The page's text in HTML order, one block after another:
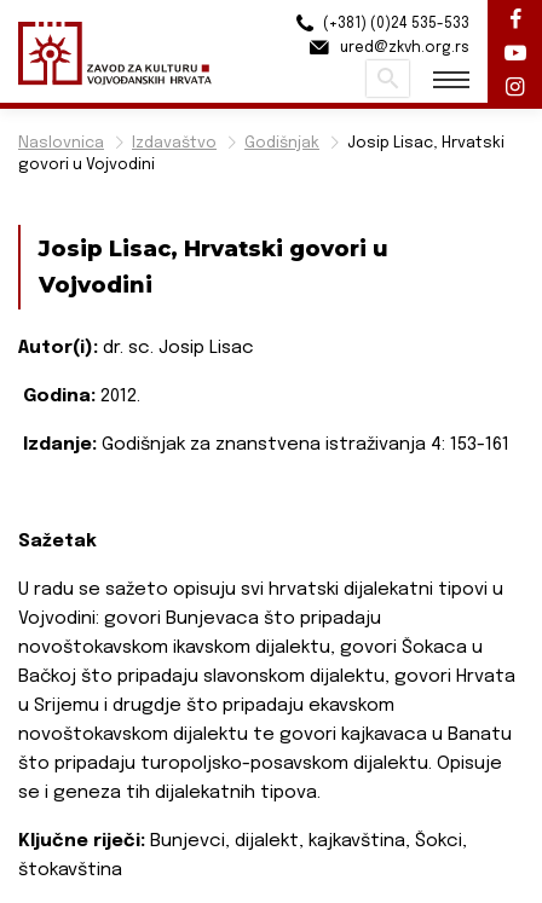
Naslovnica Izdavaštvo Godišnjak
Josip Lisac, Hrvatski
govori u Vojvodini
Josip Lisac, Hrvatski govori u
Vojvodini
Autor(i): dr. sc. Josip Lisac
Godina: 2012.
Izdanje: Godišnjak za znanstvena istraživanja 4: 153-161
Sažetak
U radu se sažeto opisuju svi hrvatski dijalekatni tipovi u
Vojvodini: govori Bunjevaca što pripadaju
novoštokavskom ikavskom dijalektu, govori Šokaca u
Bačkoj što pripadaju slavonskom dijalektu, govori Hrvata
u Srijemu i drugdje što pripadaju ekavskom
novoštokavskom dijalektu te govori kajkavaca u Banatu
što pripadaju turopoljsko-posavskom dijalektu. Opisuje
se i geneza tih dijalekatnih tipova.
Ključne riječi: Bunjevci, dijalekt, kajkavština, Šokci,
štokavština
(+381) (0)24 535-533
ured@zkvh.org.rs
Pretraži